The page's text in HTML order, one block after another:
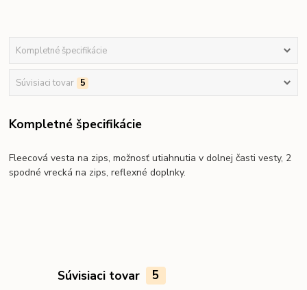
Kompletné špecifikácie
Súvisiaci tovar 5
Kompletné špecifikácie
Fleecová vesta na zips, možnosť utiahnutia v dolnej časti vesty, 2
spodné vrecká na zips, reflexné doplnky.
Súvisiaci tovar 5